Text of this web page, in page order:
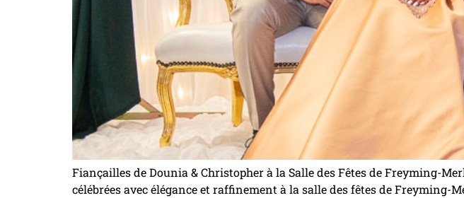
Fiançailles de Dounia & Christopher à la Salle des Fêtes de Freyming-
célébrées avec élégance et raffinement à la salle des fêtes de